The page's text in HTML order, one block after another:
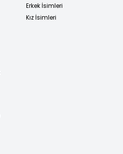
Erkek İsimleri
Kız İsimleri